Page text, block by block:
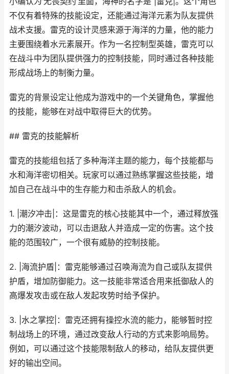
不仅有着特殊的技能设定，还能通过海洋元素为队友提供
战术支援。雷克的设计灵感来源于海洋的力量，他的能力
主要围绕着水元素展开。作为一名控制型英雄，雷克可以
在战斗中为团队提供强力的控制技能，同时通过各种技能
形成战场上的制衡力量。
雷克的背景设定让他成为游戏中的一个关键角色，掌握他
的技能，能够在对战中取得巨大的优势。
## 雷克的技能解析
雷克的技能组包括了多种海洋主题的能力，每个技能都与
水和海洋密切相关。玩家可以通过熟练掌握这些技能，增
加自己在战斗中的生存能力和击杀敌人的机会。
1. |潮汐冲击|：这是雷克的核心技能其中一个，通过释放强
力的潮汐波动，可以击退敌人并造成一定的伤害。这个技
能的范围较广，一个很有威胁的控制技能。
2. |海流护盾|：雷克能够通过召唤海流为自己或队友提供
护盾，增加防御能力。这一技能非常适合用来抵御敌人的
高爆发攻击或在敌人发起攻势时给予保护。
3. |水之掌控|：雷克还拥有操控水流的能力，能够暂时控
制战场上的环境，通过改变敌人行动的方式来影响局势。
例如，可以通过这个技能限制敌人的移动，给队友提供更
好的输出空间。